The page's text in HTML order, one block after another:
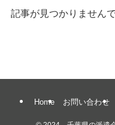
記事が見つかりませんで
Home お問い合わせ